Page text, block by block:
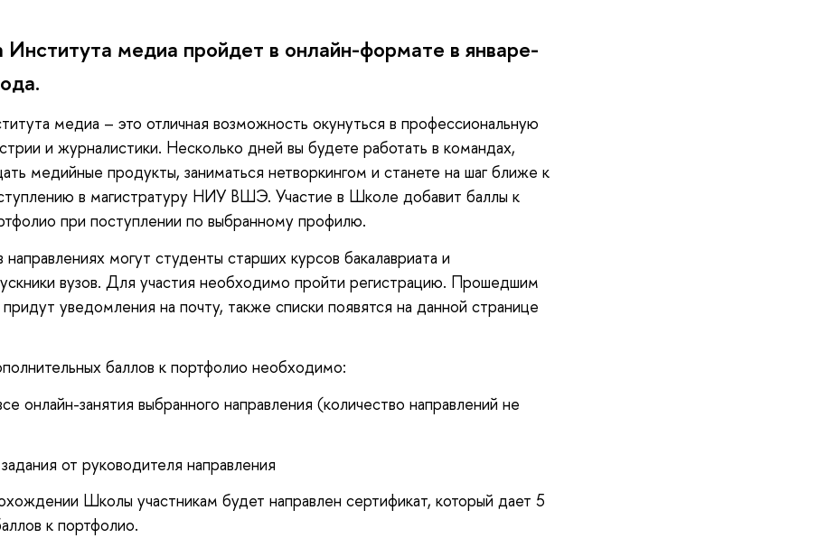
медиа пройдет в онлайн-формате в январе-
медиа – это отличная возможность окунуться в профессиональную
и журналистики. Несколько дней вы будете работать в командах,
медийные продукты, заниматься нетворкингом и станете на шаг ближе к
в магистратуру НИУ ВШЭ. Участие в Школе добавит баллы к
при поступлении по выбранному профилю.
могут студенты старших курсов бакалавриата и
вузов. Для участия необходимо пройти регистрацию. Прошедшим
уведомления на почту, также списки появятся на данной странице
баллов к портфолио необходимо:
онлайн-занятия выбранного направления (количество направлений не
от руководителя направления
Школы участникам будет направлен сертификат, который дает 5
к портфолио.